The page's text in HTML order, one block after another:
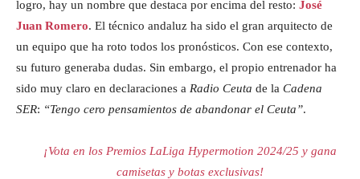
logro, hay un nombre que destaca por encima del resto: José
Juan Romero. El técnico andaluz ha sido el gran arquitecto de
un equipo que ha roto todos los pronósticos. Con ese contexto,
su futuro generaba dudas. Sin embargo, el propio entrenador ha
sido muy claro en declaraciones a Radio Ceuta de la Cadena
SER: “Tengo cero pensamientos de abandonar el Ceuta”.
¡Vota en los Premios LaLiga Hypermotion 2024/25 y gana
camisetas y botas exclusivas!